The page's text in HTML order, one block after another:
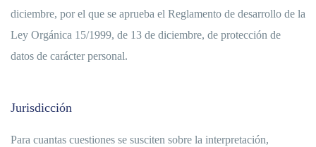
diciembre, por el que se aprueba el Reglamento de desarrollo de la
Ley Orgánica 15/1999, de 13 de diciembre, de protección de
datos de carácter personal.
Jurisdicción
Para cuantas cuestiones se susciten sobre la interpretación,